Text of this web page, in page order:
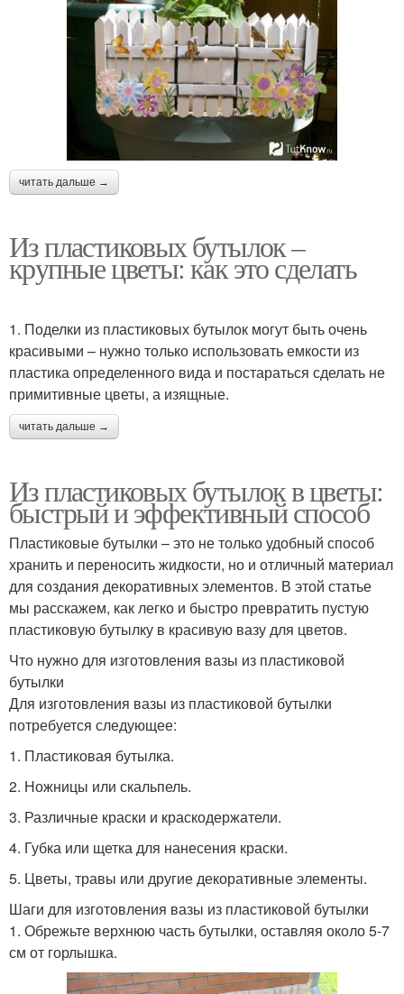
читать дальше →
Из пластиковых бутылок –
крупные цветы: как это сделать
1. Поделки из пластиковых бутылок могут быть очень
красивыми – нужно только использовать емкости из
пластика определенного вида и постараться сделать не
примитивные цветы, а изящные.
читать дальше →
Из пластиковых бутылок в цветы:
быстрый и эффективный способ
Пластиковые бутылки – это не только удобный способ
хранить и переносить жидкости, но и отличный материал
для создания декоративных элементов. В этой статье
мы расскажем, как легко и быстро превратить пустую
пластиковую бутылку в красивую вазу для цветов.
Что нужно для изготовления вазы из пластиковой
бутылки
Для изготовления вазы из пластиковой бутылки
потребуется следующее:
1. Пластиковая бутылка.
2. Ножницы или скальпель.
3. Различные краски и краскодержатели.
4. Губка или щетка для нанесения краски.
5. Цветы, травы или другие декоративные элементы.
Шаги для изготовления вазы из пластиковой бутылки
1. Обрежьте верхнюю часть бутылки, оставляя около 5-7
см от горлышка.